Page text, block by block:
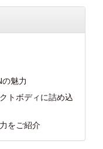
魅力
トボディに詰め込
をご紹介